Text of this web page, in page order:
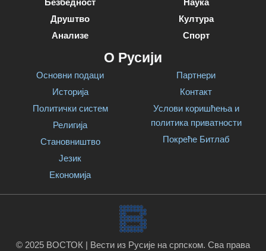
Безбедност
Друштво
Анализе
Наука
Култура
Спорт
О Русији
Основни подаци
Историја
Политички систем
Религија
Становништво
Језик
Економија
Партнери
Контакт
Услови коришћења и
политика приватности
Покреће Битлаб
© 2025 ВОСТОК | Вести из Русије на српском. Сва права